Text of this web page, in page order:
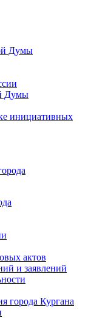
Думы
Думы
инициативных
актов
и заявлений
города Кургана